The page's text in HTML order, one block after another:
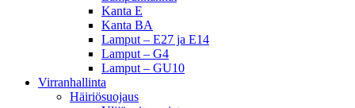
Kanta E
Kanta BA
Lamput – E27 ja E14
Lamput – G4
Lamput – GU10
Virranhallinta
Häiriösuojaus